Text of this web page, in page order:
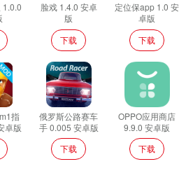
1.0.0
脸戏 1.4.0 安卓
版
下载
定位保app 1.0 安
卓版
下载
指
卓版
俄罗斯公路赛车
手 0.005 安卓版
下载
OPPO应用商店
9.9.0 安卓版
下载